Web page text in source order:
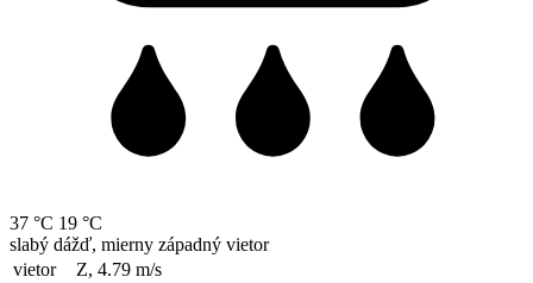
37 °C 19 °C
slabý dážď, mierny západný vietor
vietor
Z, 4.79 m/s